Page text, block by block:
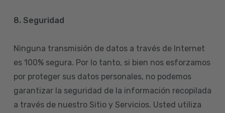
8. Seguridad
Ninguna transmisión de datos a través de Internet
es 100% segura. Por lo tanto, si bien nos esforzamos
por proteger sus datos personales, no podemos
garantizar la seguridad de la información recopilada
a través de nuestro Sitio y Servicios. Usted utiliza